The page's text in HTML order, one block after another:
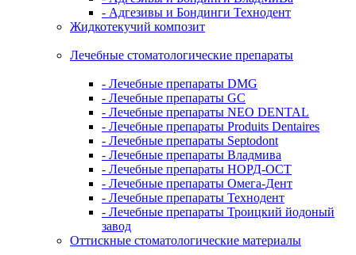
- Адгезивы и Бондинги Технодент
Жидкотекучий композит
Лечебные стоматологические препараты
- Лечебные препараты DMG
- Лечебные препараты GC
- Лечебные препараты NEO DENTAL
- Лечебные препараты Produits Dentaires
- Лечебные препараты Septodont
- Лечебные препараты Владмива
- Лечебные препараты НОРД-ОСТ
- Лечебные препараты Омега-Дент
- Лечебные препараты Технодент
- Лечебные препараты Троицкий йодоный
завод
Оттискные стоматологические материалы